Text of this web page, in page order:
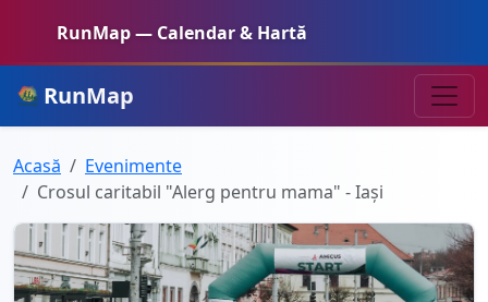
RunMap — Calendar & Hartă
RunMap
Acasă
Evenimente
Crosul caritabil "Alerg pentru mama" - Iași